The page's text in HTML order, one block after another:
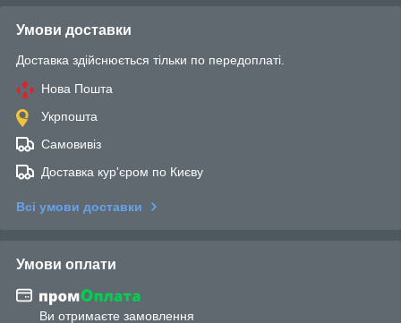
Умови доставки
Доставка здійснюється тільки по передоплаті.
Нова Пошта
Укрпошта
Самовивіз
Доставка кур'єром по Києву
Всі умови доставки
Умови оплати
Ви отримаєте замовлення